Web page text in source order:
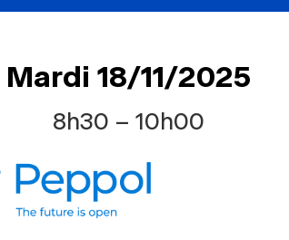
Mardi 18/11/2025
8h30 – 10h00